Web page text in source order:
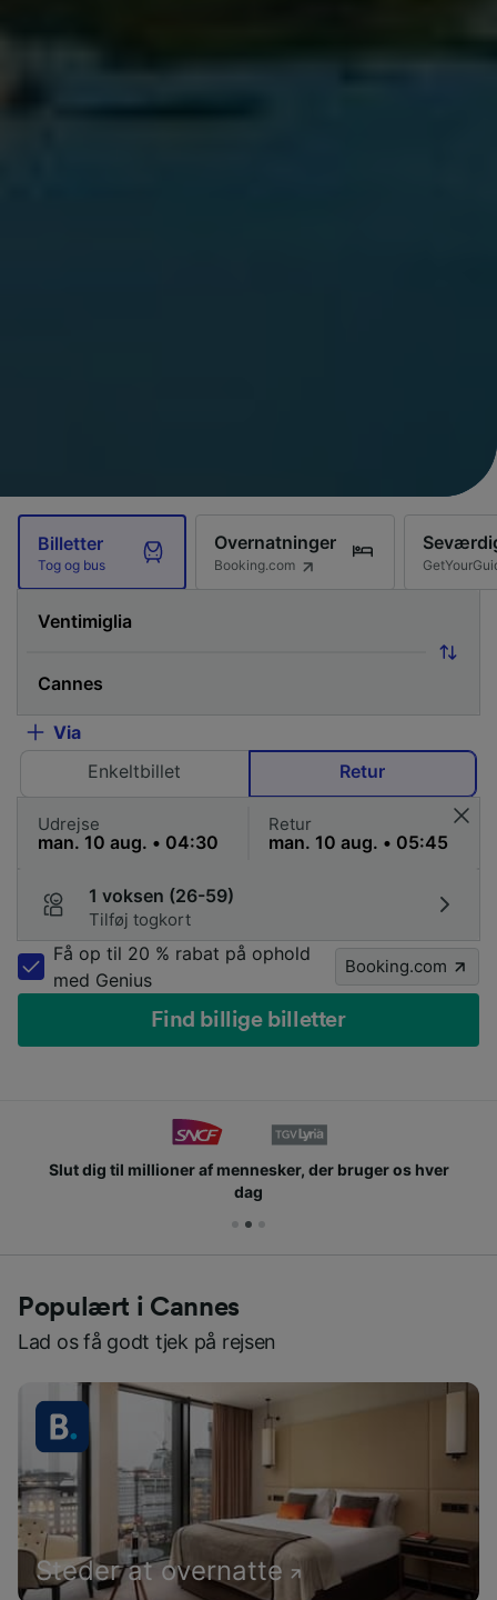
Billetter
Tog og bus
Overnatninger
Booking.com
Via
Enkeltbillet
Retur
Udrejse Retur
1 voksen (26-59)
Tilføj togkort
Få op til 20 % rabat på ophold
med Genius
Booking.com
Find billige billetter
Slut dig til millioner af mennesker, der bruger os hver
dag
Populært i Cannes
Lad os få godt tjek på rejsen
Steder at overnatte